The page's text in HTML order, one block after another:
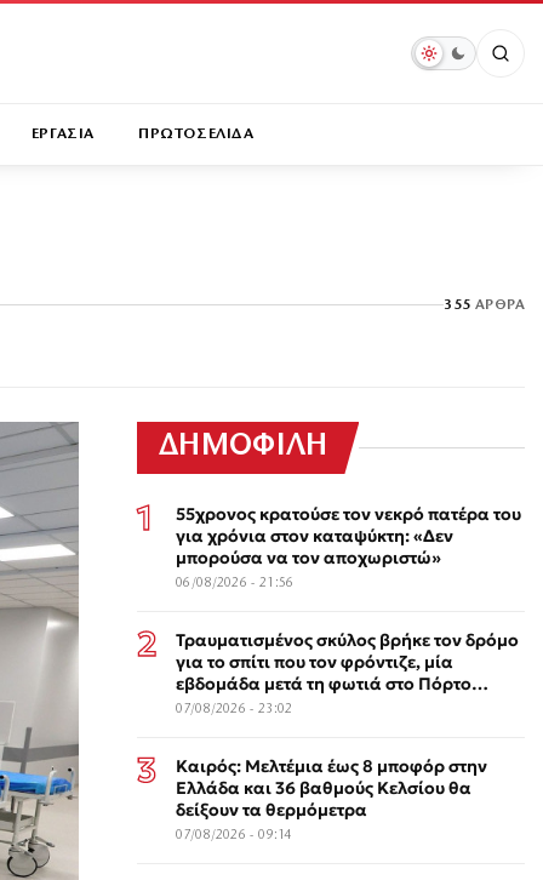
ΕΡΓΑΣΙΑ ΠΡΩΤΟΣΕΛΙΔΑ
355 ΆΡΘΡΑ
ΔΗΜΟΦΙΛΗ
55χρονος κρατούσε τον νεκρό πατέρα του
για χρόνια στον καταψύκτη: «Δεν
μπορούσα να τον αποχωριστώ»
06/08/2026 - 21:56
Τραυματισμένος σκύλος βρήκε τον δρόμο
για το σπίτι που τον φρόντιζε, μία
εβδομάδα μετά τη φωτιά στο Πόρτο
Γερμενό
07/08/2026 - 23:02
Καιρός: Μελτέμια έως 8 μποφόρ στην
Ελλάδα και 36 βαθμούς Κελσίου θα
δείξουν τα θερμόμετρα
07/08/2026 - 09:14